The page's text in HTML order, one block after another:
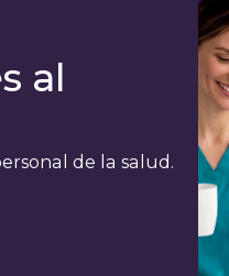
al
de la salud.